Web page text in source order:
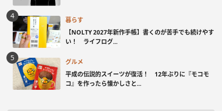
暮らす
【NOLTY 2027年新作手帳】書くのが苦手でも続けやす
い！ ライフログ...
グルメ
平成の伝説的スイーツが復活！ 12年ぶりに『モコモ
コ』を作ったら懐かしさと...